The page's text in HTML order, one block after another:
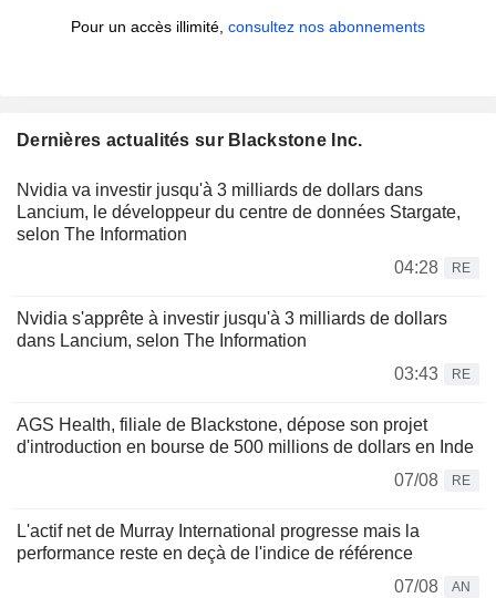
Pour un accès illimité, consultez nos abonnements
Dernières actualités sur Blackstone Inc.
Nvidia va investir jusqu'à 3 milliards de dollars dans
Lancium, le développeur du centre de données Stargate,
selon The Information
04:28
RE
Nvidia s'apprête à investir jusqu'à 3 milliards de dollars
dans Lancium, selon The Information
03:43
RE
AGS Health, filiale de Blackstone, dépose son projet
d'introduction en bourse de 500 millions de dollars en Inde
07/08
RE
L'actif net de Murray International progresse mais la
performance reste en deçà de l'indice de référence
07/08
AN